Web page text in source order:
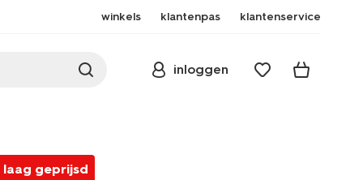
winkels klantenpas klantenservice
inloggen
laag geprijsd